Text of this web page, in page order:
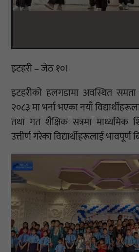
इटहरी – जेठ १०।
इटहरीको हलगडामा अवस्थित
२०८३ मा भर्ना भएका नयाँ
तथा गत शैक्षिक सत्रमा माध्यमिक
उत्तीर्ण गरेका विद्यार्थीहरूलाई भावपूर्ण